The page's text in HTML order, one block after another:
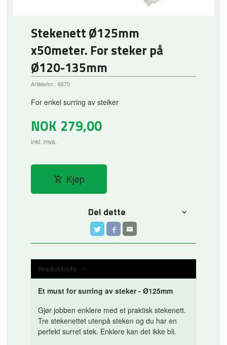
Stekenett Ø125mm
x50meter. For steker på
Ø120-135mm
Artikkelnr.: 6670
For enkel surring av steiker
NOK 279,00
inkl. mva.
Kjøp
Del dette
Produktinfo
Et must for surring av steker - Ø125mm
Gjør jobben enklere med et praktisk stekenett.
Tre stekenettet utenpå steken og du har en
perfekt surret stek. Enklere kan det ikke bli.